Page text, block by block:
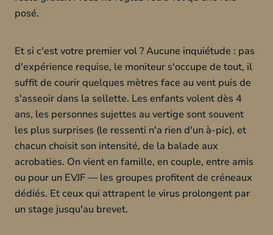
posé.
Et si c'est votre premier vol ? Aucune inquiétude : pas
d'expérience requise, le moniteur s'occupe de tout, il
suffit de courir quelques mètres face au vent puis de
s'asseoir dans la sellette. Les enfants volent dès 4
ans, les personnes sujettes au vertige sont souvent
les plus surprises (le ressenti n'a rien d'un à-pic), et
chacun choisit son intensité, de la balade aux
acrobaties. On vient en famille, en couple, entre amis
ou pour un EVJF — les groupes profitent de créneaux
dédiés. Et ceux qui attrapent le virus prolongent par
un stage jusqu'au brevet.